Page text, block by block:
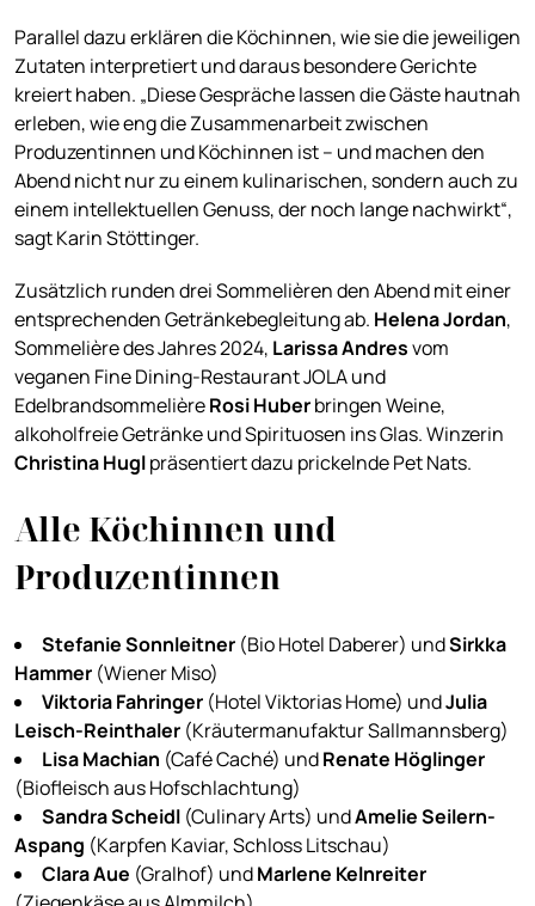
Parallel dazu erklären die Köchinnen, wie sie die jeweiligen
Zutaten interpretiert und daraus besondere Gerichte
kreiert haben. „Diese Gespräche lassen die Gäste hautnah
erleben, wie eng die Zusammenarbeit zwischen
Produzentinnen und Köchinnen ist – und machen den
Abend nicht nur zu einem kulinarischen, sondern auch zu
einem intellektuellen Genuss, der noch lange nachwirkt“,
sagt Karin Stöttinger.
Zusätzlich runden drei Sommelièren den Abend mit einer
entsprechenden Getränkebegleitung ab. Helena Jordan,
Sommelière des Jahres 2024, Larissa Andresvom
veganen Fine Dining-Restaurant JOLA und
EdelbrandsommelièreRosi Huberbringen Weine,
alkoholfreie Getränke und Spirituosen ins Glas. Winzerin
Christina Huglpräsentiert dazu prickelnde Pet Nats.
Alle Köchinnen und
Produzentinnen
Stefanie Sonnleitner (Bio Hotel Daberer) undSirkka
Hammer (Wiener Miso)
Viktoria Fahringer (Hotel Viktorias Home) undJulia
Leisch-Reinthaler (Kräutermanufaktur Sallmannsberg)
Lisa Machian (Café Caché) undRenate Höglinger
(Biofleisch aus Hofschlachtung)
Sandra Scheidl (Culinary Arts) undAmelie Seilern-
Aspang (Karpfen Kaviar, Schloss Litschau)
Clara Aue (Gralhof) undMarlene Kelnreiter